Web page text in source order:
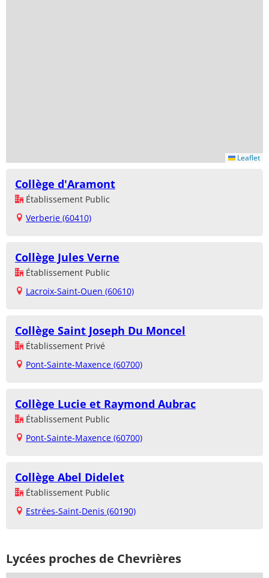
Leaflet
Collège d'Aramont
Établissement Public
Verberie (60410)
Collège Jules Verne
Établissement Public
Lacroix-Saint-Ouen (60610)
Collège Saint Joseph Du Moncel
Établissement Privé
Pont-Sainte-Maxence (60700)
Collège Lucie et Raymond Aubrac
Établissement Public
Pont-Sainte-Maxence (60700)
Collège Abel Didelet
Établissement Public
Estrées-Saint-Denis (60190)
Lycées proches de Chevrières